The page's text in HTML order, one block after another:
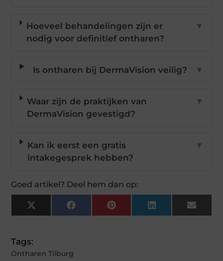
Hoeveel behandelingen zijn er
nodig voor definitief ontharen?
▼
Is ontharen bij DermaVision veilig? ▼
Waar zijn de praktijken van
DermaVision gevestigd?
▼
Kan ik eerst een gratis
intakegesprek hebben?
▼
Goed artikel? Deel hem dan op:
X
(Twitter)
FacebookPinterestLinkedInEmail
Tags:
Ontharen Tilburg